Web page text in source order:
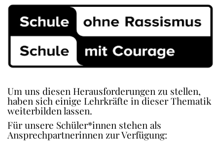
Um uns diesen Herausforderungen zu stellen,
haben sich einige Lehrkräfte in dieser Thematik
weiterbilden lassen.
Für unsere Schüler*innen stehen als
Ansprechpartnerinnen zur Verfügung: